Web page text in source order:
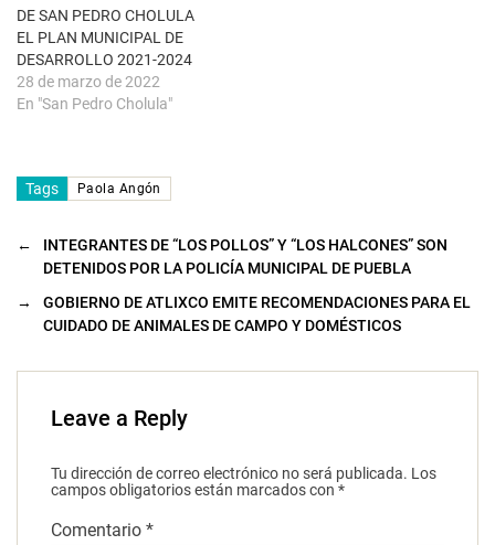
a
n
u
e
v
a
)
DE SAN PEDRO CHOLULA
EL PLAN MUNICIPAL DE
DESARROLLO 2021-2024
28 de marzo de 2022
En "San Pedro Cholula"
Tags Paola Angón
←
INTEGRANTES DE “LOS POLLOS” Y “LOS HALCONES” SON
DETENIDOS POR LA POLICÍA MUNICIPAL DE PUEBLA
→
GOBIERNO DE ATLIXCO EMITE RECOMENDACIONES PARA EL
CUIDADO DE ANIMALES DE CAMPO Y DOMÉSTICOS
Leave a Reply
Tu dirección de correo electrónico no será publicada. Los
campos obligatorios están marcados con *
Comentario *